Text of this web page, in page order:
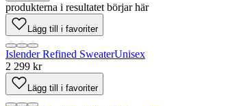
produkterna i resultatet börjar här
Lägg till i favoriter
Islender Refined SweaterUnisex
2 299 kr
Lägg till i favoriter